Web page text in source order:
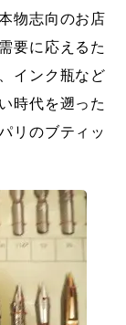
物志向のお店
要に応えるた
インク瓶など
時代を遡った
リのブティッ